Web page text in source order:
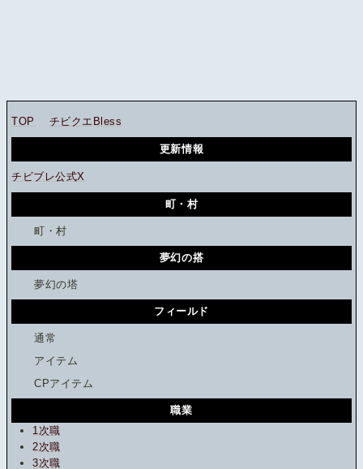
TOP チビクエBless
更新情報
チビブレ公式X
町・村
町・村
夢幻の搭
夢幻の塔
フィールド
通常
アイテム
CPアイテム
職業
1次職
2次職
3次職